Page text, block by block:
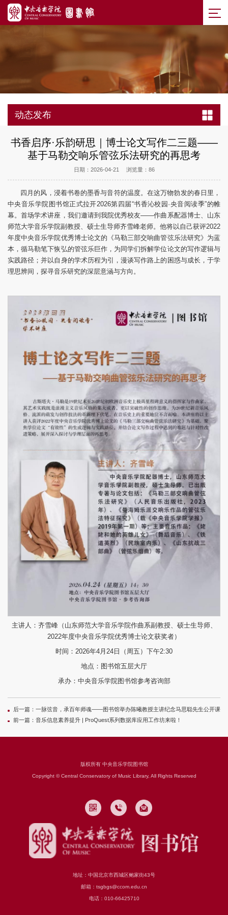
动态发布
书香启序·乐韵研思｜博士论文写作二三题——
基于马勒交响乐管弦乐法研究的再思考
日期：2026-04-21 浏览量： 86
四月的风，浸着书卷的墨香与音符的温度。在这万物勃发的春日里，
中央音乐学院图书馆正式拉开2026第四届“书香沁校园·央音阅读季”的帷
幕。首场学术讲座，我们邀请到我院优秀校友——作曲系配器博士、山东
师范大学音乐学院副教授、硕士生导师齐雪峰老师。他将以自己获评2022
年度中央音乐学院优秀博士论文的《马勒三部交响曲管弦乐法研究》为蓝
本，循马勒笔下恢弘的管弦乐巨作，为同学们拆解学位论文的写作逻辑与
实践路径；并以自身的学术历程为引，漫谈写作路上的困惑与成长，于学
理思辨间，探寻音乐研究的深层意涵与方向。
主讲人：齐雪峰（山东师范大学音乐学院作曲系副教授、硕士生导师、
2022年度中央音乐学院优秀博士论文获奖者）
时间：2026年4月24日（周五）下午2:30
地点：图书馆五层大厅
承办：中央音乐学院图书馆参考咨询部
后一篇： 一脉弦音，承百年师魂——图书馆举办陈曦教授主讲纪念马思聪先生公开课
前一篇： 音乐信息素养提升 | ProQuest系列数据库应用工作坊来啦！
地址：中国北京市西城区鲍家街43号
邮箱：tsgbgs@ccom.edu.cn
电话：010-66425710
版权所有 中央音乐学院图书馆
Copyright © Central Conservatory of Music Library, All Rights Reserved